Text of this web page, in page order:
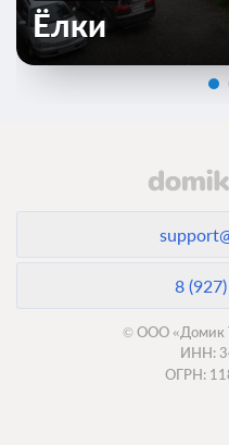
Ёлки
8
© ООО «Домик
ИНН:
ОГРН: